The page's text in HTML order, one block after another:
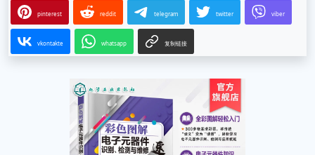
pinterest reddit telegram twitter viber
vkontakte whatsapp 复制链接